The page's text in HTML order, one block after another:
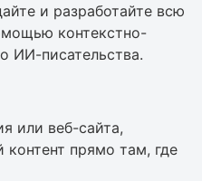
и разработайте всю
контекстно-
ИИ-писательства.
или веб-сайта,
прямо там, где